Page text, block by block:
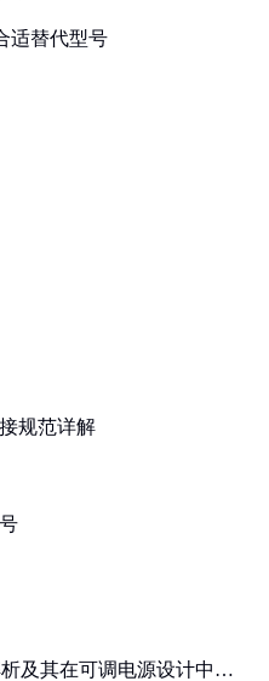
适替代型号
规范详解
及其在可调电源设计中的